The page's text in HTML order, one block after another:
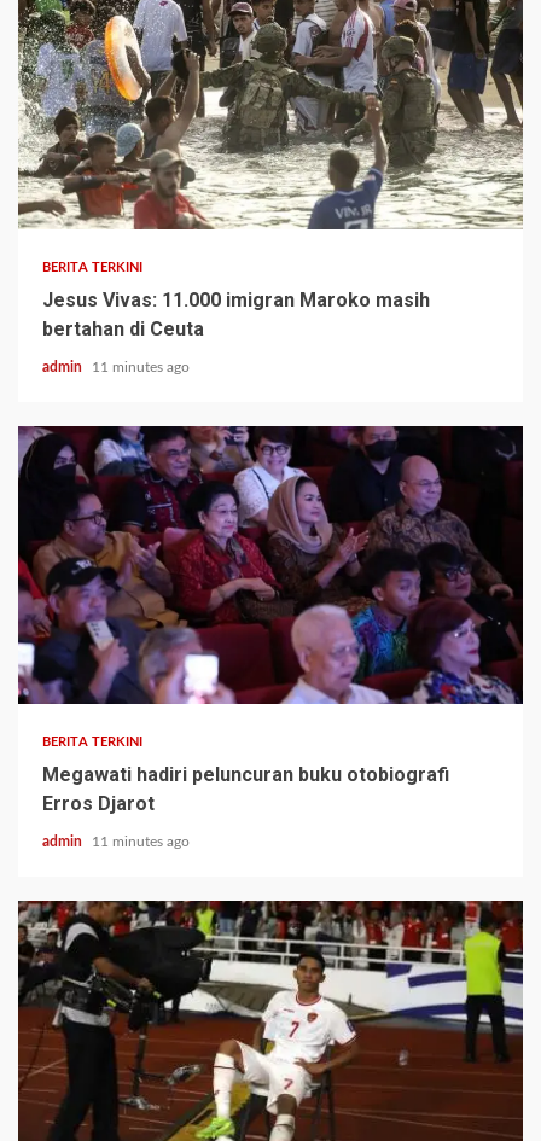
BERITA TERKINI
Jesus Vivas: 11.000 imigran Maroko masih
bertahan di Ceuta
admin 11 minutes ago
BERITA TERKINI
Megawati hadiri peluncuran buku otobiografi
Erros Djarot
admin 11 minutes ago